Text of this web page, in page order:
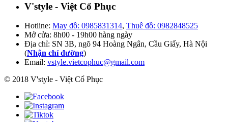
V'style - Việt Cổ Phục
Hotline: May đồ: 0985831314, Thuê đồ: 0982848525
Mở cửa: 8h00 - 19h00 hàng ngày
Địa chỉ: SN 3B, ngõ 94 Hoàng Ngân, Cầu Giấy, Hà Nội
(Nhận chỉ đường)
Email: vstyle.vietcophuc@gmail.com
© 2018 V'style - Việt Cổ Phục